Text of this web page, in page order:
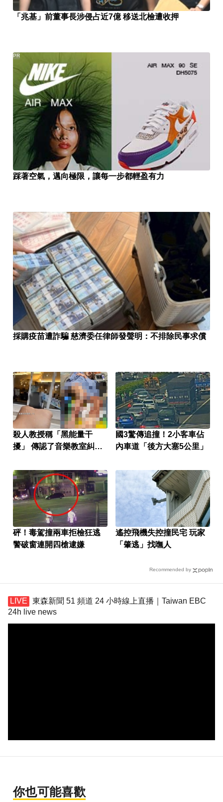
「兆基」前董事長涉侵占近7億 移送北檢遭收押
踩著空氣，邁向極限，讓每一步都輕盈有力
PR
採購疫苗遭詐騙 慈濟委任律師發聲明：不排除民事求償
殺人教授稱「黑能量干
擾」 傳認了音樂教室糾
國3驚傳追撞！2小客車佔
內車道「後方大塞5公里」
砰！毒駕撞兩車拒檢狂逃
警破窗連開四槍逮嫌
遙控飛機失控撞民宅 玩家
「肇逃」找嘸人
Recommended by
東森新聞 51 頻道 24 小時線上直播｜Taiwan EBC
24h live news
你也可能喜歡